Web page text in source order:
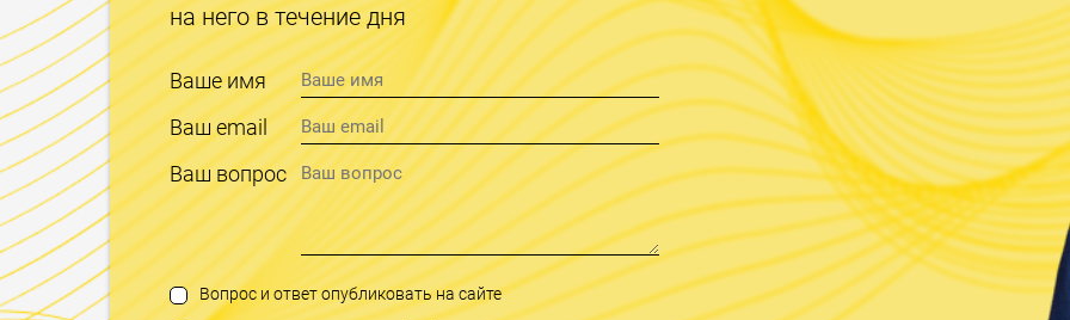
на него в течение дня
Ваше имя
Ваш email
Ваш вопрос
Вопрос и ответ опубликовать на сайте